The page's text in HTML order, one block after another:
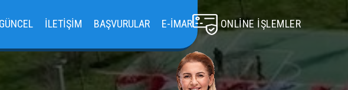
GÜNCEL İLETIŞIM BAŞVURULAR E-İMAR ONLINE İŞLEMLER